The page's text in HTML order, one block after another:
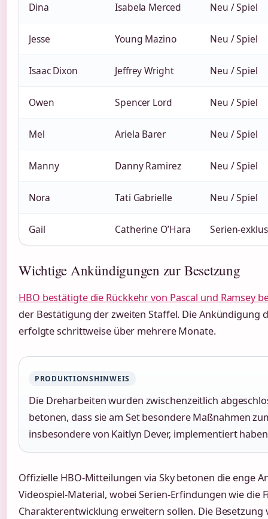
Dina Isabela Merced Neu / Spiel
Jesse Young Mazino Neu / Spiel
Isaac Dixon Jeffrey Wright Neu / Spiel
Owen Spencer Lord Neu / Spiel
Mel Ariela Barer Neu / Spiel
Manny Danny Ramirez Neu / Spiel
Nora Tati Gabrielle Neu / Spiel
Gail Catherine O’Hara Serien-
Wichtige Ankündigungen zur Besetzung
HBO bestätigte die Rückkehr von Pascal und Ramsey
der Bestätigung der zweiten Staffel. Die Ankündigung
erfolgte schrittweise über mehrere Monate.
PRODUKTIONSHINWEIS
Die Dreharbeiten wurden zwischenzeitlich
betonen, dass sie am Set besondere Maßnahmen
insbesondere von Kaitlyn Dever, implementiert
Offizielle HBO-Mitteilungen via Sky betonen die enge
Videospiel-Material, wobei Serien-Erfindungen wie die
Charakterentwicklung erweitern sollen. Die Besetzung